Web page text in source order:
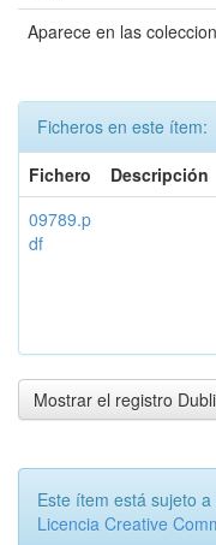
Aparece en las
Ficheros en este ítem:
Fichero
Descripción
09789.p
df
Mostrar el registro
Este ítem está sujeto
Licencia Creative